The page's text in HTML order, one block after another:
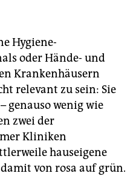
Hygiene-
oder Hände- und
Krankenhäusern
relevant zu sein: Sie
genauso wenig wie
zwei der
Kliniken
hauseigene
von rosa auf grün.